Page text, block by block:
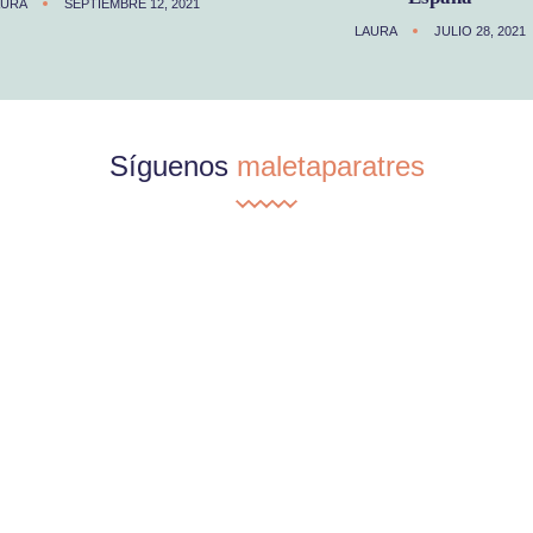
SEPTIEMBRE 12, 2021
LAURA JULIO 28, 2021
Síguenos maletaparatres